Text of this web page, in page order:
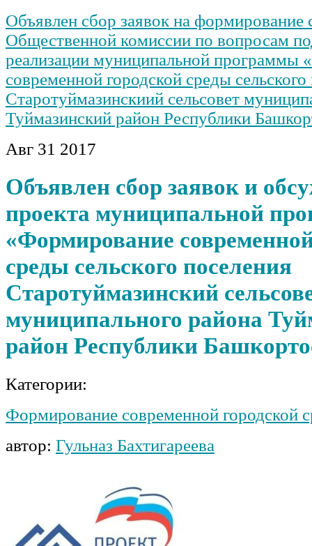
Объявлен сбор заявок на формирование
Общественной комиссии по вопросам
реализации муниципальной программы
современной городской среды сельского
Старотуймазинскиий сельсовет
Туймазинский район Республики
Авг 31 2017
Объявлен сбор заявок и
проекта муниципальной
«Формирование
среды сельского поселения
Старотуймазинский
муниципального района
район Республики
Категории:
Формирование современной городской
автор: Гульназ Бахтигареева